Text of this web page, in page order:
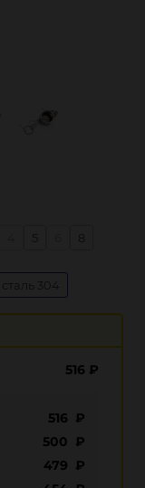
516 ₽
516 ₽
500 ₽
479 ₽
8
304